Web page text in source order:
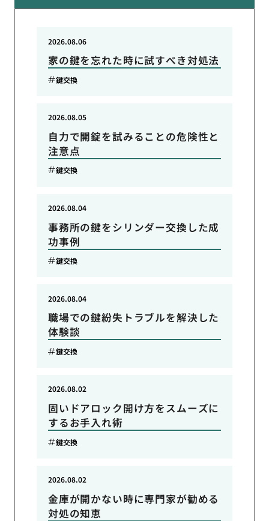
家の鍵を忘れた時に試すべき対処法
2026.08.06
鍵交換
自力で開錠を試みることの危険性と
注意点
2026.08.05
鍵交換
事務所の鍵をシリンダー交換した成
功事例
2026.08.04
鍵交換
職場での鍵紛失トラブルを解決した
体験談
2026.08.04
鍵交換
固いドアロック開け方をスムーズに
するお手入れ術
2026.08.02
鍵交換
金庫が開かない時に専門家が勧める
対処の知恵
2026.08.02